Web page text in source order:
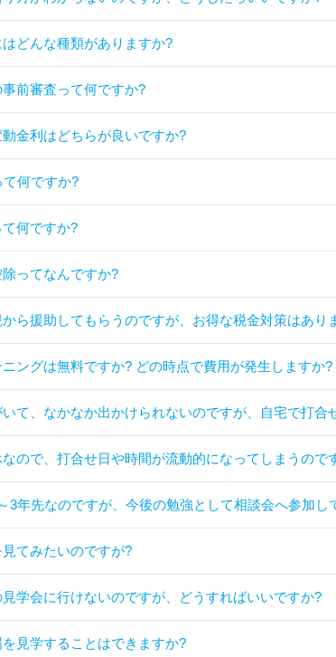
どんな種類がありますか?
前審査って何ですか?
金利はどちらが良いですか?
て何ですか?
何ですか?
ってなんですか?
ら援助してもらうのですが、お得な税金対策はあり
ングは無料ですか? どの時点で費用が発生しますか?
て、なかなか出かけられないのですが、自宅で打合
ので、打合せ日や時間が流動的になってしまうので
3年先なのですが、今後の勉強として相談会へ参加し
てみたいのですが?
学会に行けないのですが、どうすればいいですか?
見学することはできますか?